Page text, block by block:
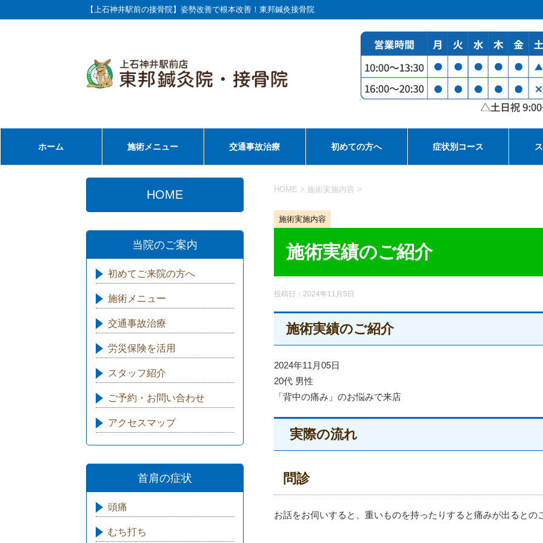
【上石神井駅前の接骨院】姿勢改善で根本改善！東邦鍼灸接骨院
ホーム 施術メニュー 交通事故治療 初めての方へ 症状別コース
HOME > 施術実施内容 >
施術実施内容
施術実績のご紹介
投稿日： 2024年11月5日
施術実績のご紹介
2024年11月05日
20代 男性
「背中の痛み」のお悩みで来店
実際の流れ
問診
お話をお伺いすると、重いものを持ったりすると痛みが出るとの
HOME
当院のご案内
初めてご来院の方へ
施術メニュー
交通事故治療
労災保険を活用
スタッフ紹介
ご予約・お問い合わせ
アクセスマップ
首肩の症状
頭痛
むち打ち